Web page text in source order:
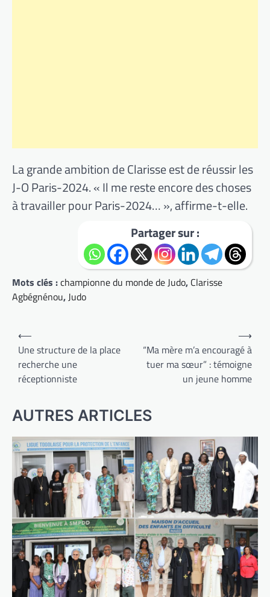
La grande ambition de Clarisse est de réussir les
J-O Paris-2024. « Il me reste encore des choses
à travailler pour Paris-2024… », affirme-t-elle.
Partager sur :
Mots clés :championne du monde de Judo, Clarisse
Agbégnénou,Judo
Navigation
de
l’article
⟵
Une structure de la place
recherche une
réceptionniste
“Ma mère m’a encouragé à
tuer ma sœur” : témoigne
un jeune homme
⟶
AUTRES ARTICLES